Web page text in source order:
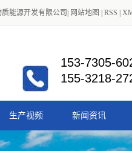
能源开发有限公司 网站地图 RSS
153-7305-
155-3218-
生产视频 新闻资讯
公司新闻